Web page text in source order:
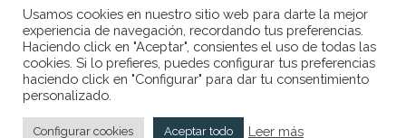
Fotografía de festivales de danza
Fotografía para escuelas de danza
Fotolibros
Aviso Legal
Usamos cookies en nuestro sitio web para darte la mejor
experiencia de navegación, recordando tus preferencias.
Haciendo click en "Aceptar", consientes el uso de todas las
cookies. Si lo prefieres, puedes configurar tus preferencias
haciendo click en "Configurar" para dar tu consentimiento
personalizado.
Configurar cookies Aceptar todo Leer más